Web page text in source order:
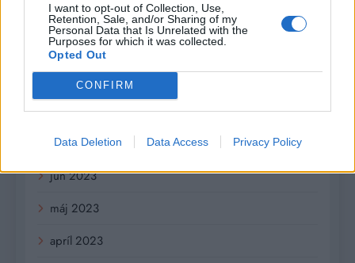
I want to opt-out of Collection, Use,
Retention, Sale, and/or Sharing of my
Personal Data that Is Unrelated with the
Purposes for which it was collected.
Opted Out
CONFIRM
Data Deletion Data Access Privacy Policy
december 2023
november 2023
september 2023
august 2023
júl 2023
jún 2023
máj 2023
apríl 2023